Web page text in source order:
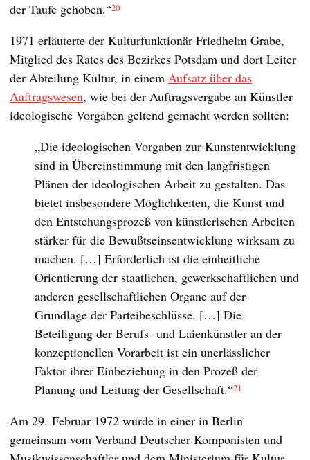
der Taufe gehoben.“20
1971 erläuterte der Kulturfunktionär Friedhelm Grabe,
Mitglied des Rates des Bezirkes Potsdam und dort Leiter
der Abteilung Kultur, in einem Aufsatz über das
Auftragswesen, wie bei der Auftragsvergabe an Künstler
ideologische Vorgaben geltend gemacht werden sollten:
„Die ideologischen Vorgaben zur Kunstentwicklung
sind in Übereinstimmung mit den langfristigen
Plänen der ideologischen Arbeit zu gestalten. Das
bietet insbesondere Möglichkeiten, die Kunst und
den Entstehungsprozeß von künstlerischen Arbeiten
stärker für die Bewußtseinsentwicklung wirksam zu
machen. […] Erforderlich ist die einheitliche
Orientierung der staatlichen, gewerkschaftlichen und
anderen gesellschaftlichen Organe auf der
Grundlage der Parteibeschlüsse. […] Die
Beteiligung der Berufs- und Laienkünstler an der
konzeptionellen Vorarbeit ist ein unerlässlicher
Faktor ihrer Einbeziehung in den Prozeß der
Planung und Leitung der Gesellschaft.“21
Am 29. Februar 1972 wurde in einer in Berlin
gemeinsam vom Verband Deutscher Komponisten und